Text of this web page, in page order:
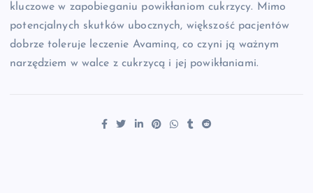
kluczowe w zapobieganiu powikłaniom cukrzycy. Mimo
potencjalnych skutków ubocznych, większość pacjentów
dobrze toleruje leczenie Avaminą, co czyni ją ważnym
narzędziem w walce z cukrzycą i jej powikłaniami.